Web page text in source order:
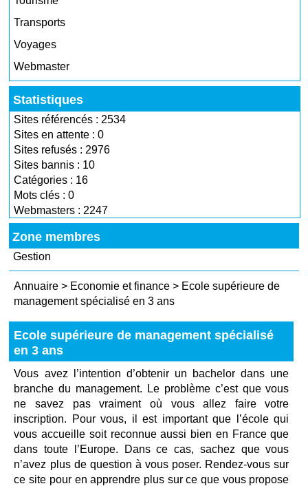
Transports
Voyages
Webmaster
Statistiques
Sites référencés : 2534
Sites en attente : 0
Sites refusés : 2976
Sites bannis : 10
Catégories : 16
Mots clés : 0
Webmasters : 2247
Zone membres
Gestion
Annuaire > Economie et finance > Ecole supérieure de
management spécialisé en 3 ans
Ecole supérieure de management spécialisé
en 3 ans
Vous avez l’intention d’obtenir un bachelor dans une
branche du management. Le problème c’est que vous
ne savez pas vraiment où vous allez faire votre
inscription. Pour vous, il est important que l’école qui
vous accueille soit reconnue aussi bien en France que
dans toute l’Europe. Dans ce cas, sachez que vous
n’avez plus de question à vous poser. Rendez-vous sur
ce site pour en apprendre plus sur ce que vous propose